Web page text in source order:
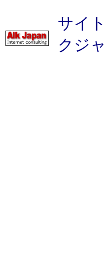
サイ
クジ